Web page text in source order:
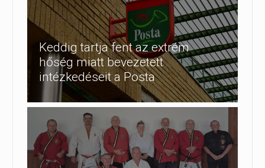
Keddig tartja fent az extrém
hőség miatt bevezetett
intézkedéseit a Posta